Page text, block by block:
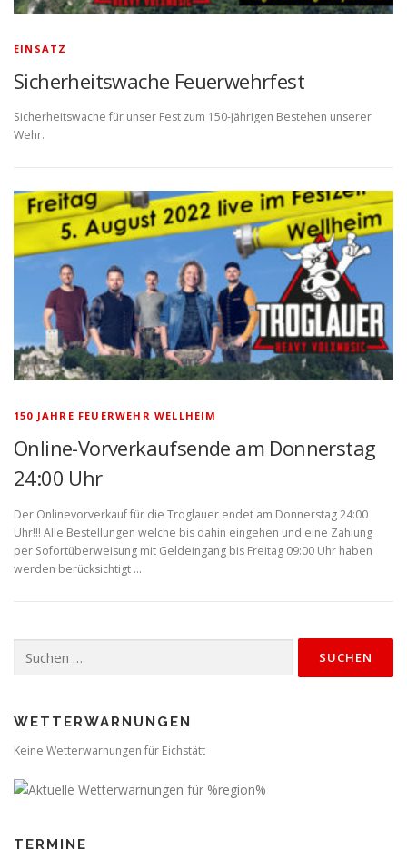
EINSATZ
Sicherheitswache Feuerwehrfest
Sicherheitswache für unser Fest zum 150-jährigen Bestehen unserer
Wehr.
150 JAHRE FEUERWEHR WELLHEIM
Online-Vorverkaufsende am Donnerstag
24:00 Uhr
Der Onlinevorverkauf für die Troglauer endet am Donnerstag 24:00
Uhr!!! Alle Bestellungen welche bis dahin eingehen und eine Zahlung
per Sofortüberweisung mit Geldeingang bis Freitag 09:00 Uhr haben
werden berücksichtigt …
nach:
WETTERWARNUNGEN
Keine Wetterwarnungen für Eichstätt
TERMINE